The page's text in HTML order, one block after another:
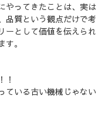
やってきたことは、実は
品質という観点だけで考
ーとして価値を伝えられ
。
！
ている古い機械じゃない